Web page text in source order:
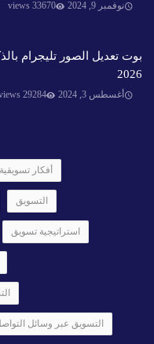
نوفمبر 9, 2024 33670 views
بوت تعديل الصور تليجرام
2026
أغسطس 3, 2024 29284 views
أفكار تسويقية
التسويق
استراتيجية تسويق
التسويق عبر وسائل